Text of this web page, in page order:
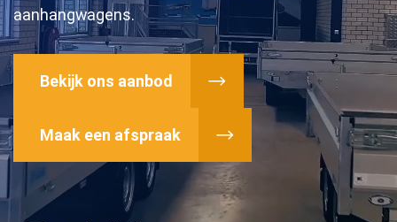
aanhangwagens.
Bekijk ons aanbod
Maak een afspraak